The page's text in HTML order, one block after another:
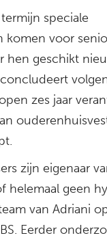
speciale
komen voor
hen geschikt
zes jaar
zijn eigenaar
helemaal geen
van Adriani
Eerder